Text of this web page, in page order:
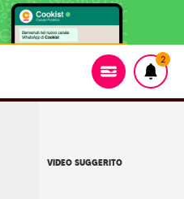
2
VIDEO SUGGERITO